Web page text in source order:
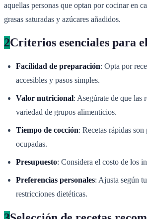
aquellas personas que optan por cocinar en
grasas saturadas y azúcares añadidos.
2Criterios esenciales para
Facilidad de preparación: Opta por
accesibles y pasos simples.
Valor nutricional: Asegúrate de que las
variedad de grupos alimenticios.
Tiempo de cocción: Recetas rápidas
ocupadas.
Presupuesto: Considera el costo de los
Preferencias personales: Ajusta según
restricciones dietéticas.